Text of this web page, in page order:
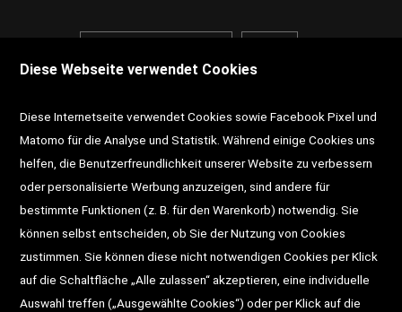
Newsletter Schultaschen
Veranstaltungen
Diese Webseite verwendet Cookies
Diese Internetseite verwendet Cookies sowie Facebook Pixel und
Matomo für die Analyse und Statistik. Während einige Cookies uns
helfen, die Benutzerfreundlichkeit unserer Website zu verbessern
oder personalisierte Werbung anzuzeigen, sind andere für
bestimmte Funktionen (z. B. für den Warenkorb) notwendig. Sie
können selbst entscheiden, ob Sie der Nutzung von Cookies
zustimmen. Sie können diese nicht notwendigen Cookies per Klick
auf die Schaltfläche „Alle zulassen“ akzeptieren, eine individuelle
Auswahl treffen („Ausgewählte Cookies“) oder per Klick auf die